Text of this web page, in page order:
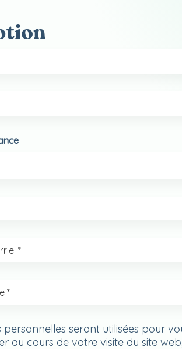
personnelles seront utilisées pour
au cours de votre visite du site